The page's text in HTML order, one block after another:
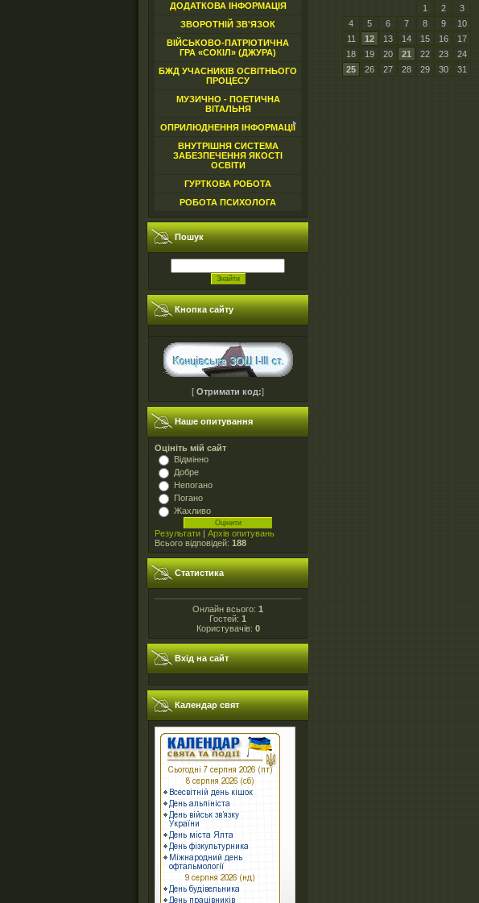
ДОДАТКОВА ІНФОРМАЦІЯ
ЗВОРОТНІЙ ЗВ'ЯЗОК
ВІЙСЬКОВО-ПАТРІОТИЧНА
ГРА «СОКІЛ» (ДЖУРА)
БЖД УЧАСНИКІВ ОСВІТНЬОГО
ПРОЦЕСУ
МУЗИЧНО - ПОЕТИЧНА
ВІТАЛЬНЯ
ОПРИЛЮДНЕННЯ ІНФОРМАЦІЇ
ВНУТРІШНЯ СИСТЕМА
ЗАБЕЗПЕЧЕННЯ ЯКОСТІ
ОСВІТИ
ГУРТКОВА РОБОТА
РОБОТА ПСИХОЛОГА
Пошук
Кнопка сайту
[ Отримати код:]
Наше опитування
Оцініть мій сайт
Відмінно
Добре
Непогано
Погано
Жахливо
Результати | Архів опитувань
Всього відповідей: 188
Статистика
Онлайн всього: 1
Гостей: 1
Користувачів: 0
Вхід на сайт
Календар свят
1
2
3
4
5 6 7 8 9
10
11
12 13 14 15 16
17
18
19 20 21 22 23
24
25
26 27 28 29 30 31